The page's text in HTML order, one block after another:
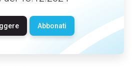
Abbonati